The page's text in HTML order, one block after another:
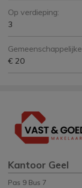
Op verdieping:
3
€ 20
Kantoor Geel
Pas 9 Bus 7